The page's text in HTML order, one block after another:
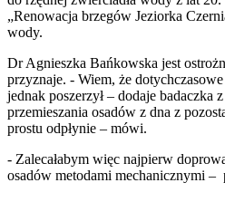
„Renowacja brzegów Jeziorka
wody.
Dr Agnieszka Bańkowska jest
przyznaje. - Wiem, że
jednak poszerzył – dodaje badaczka
przemieszania osadów z dna z
prostu odpłynie – mówi.
- Zalecałabym więc najpierw
osadów metodami mechanicznymi